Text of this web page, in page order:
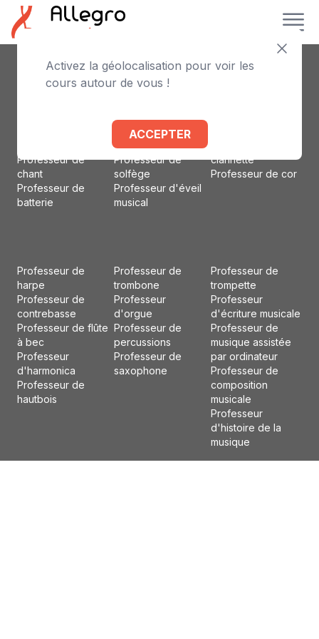
Activez la géolocalisation pour voir les
cours autour de vous !
ACCEPTER
Professeur de
Professeur de
chant
Professeur de
batterie
Professeur de
violoncelle
Professeur de
basse
Professeur de
solfège
Professeur d'éveil
musical
Professeur
clarinette
Professeur de cor
Professeur de
harpe
Professeur de
contrebasse
Professeur de flûte
à bec
Professeur
d'harmonica
Professeur de
hautbois
Professeur de
trombone
Professeur
d'orgue
Professeur de
percussions
Professeur de
saxophone
Professeur de
trompette
Professeur
d'écriture musicale
Professeur de
musique assistée
par ordinateur
Professeur de
composition
musicale
Professeur
d'histoire de la
musique